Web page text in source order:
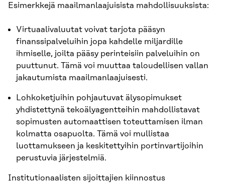
Esimerkkejä maailmanlaajuisista mahdollisuuksista:
Virtuaalivaluutat voivat tarjota pääsyn
finanssipalveluihin jopa kahdelle miljardille
ihmiselle, joilta pääsy perinteisiin palveluihin on
puuttunut. Tämä voi muuttaa taloudellisen vallan
jakautumista maailmanlaajuisesti.
Lohkoketjuihin pohjautuvat älysopimukset
yhdistettynä tekoälyagentteihin mahdollistavat
sopimusten automaattisen toteuttamisen ilman
kolmatta osapuolta. Tämä voi mullistaa
luottamukseen ja keskitettyihin portinvartijoihin
perustuvia järjestelmiä.
Institutionaalisten sijoittajien kiinnostus